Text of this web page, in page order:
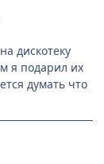
дискотеку
я подарил их
думать что